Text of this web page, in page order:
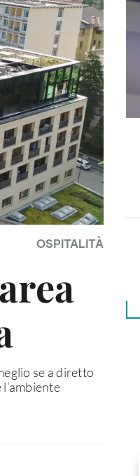
OSPITALITÀ
se a diretto